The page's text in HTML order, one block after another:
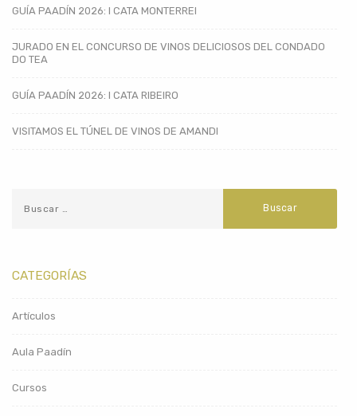
GUÍA PAADÍN 2026: I CATA MONTERREI
JURADO EN EL CONCURSO DE VINOS DELICIOSOS DEL CONDADO
DO TEA
GUÍA PAADÍN 2026: I CATA RIBEIRO
VISITAMOS EL TÚNEL DE VINOS DE AMANDI
CATEGORÍAS
Artículos
Aula Paadín
Cursos